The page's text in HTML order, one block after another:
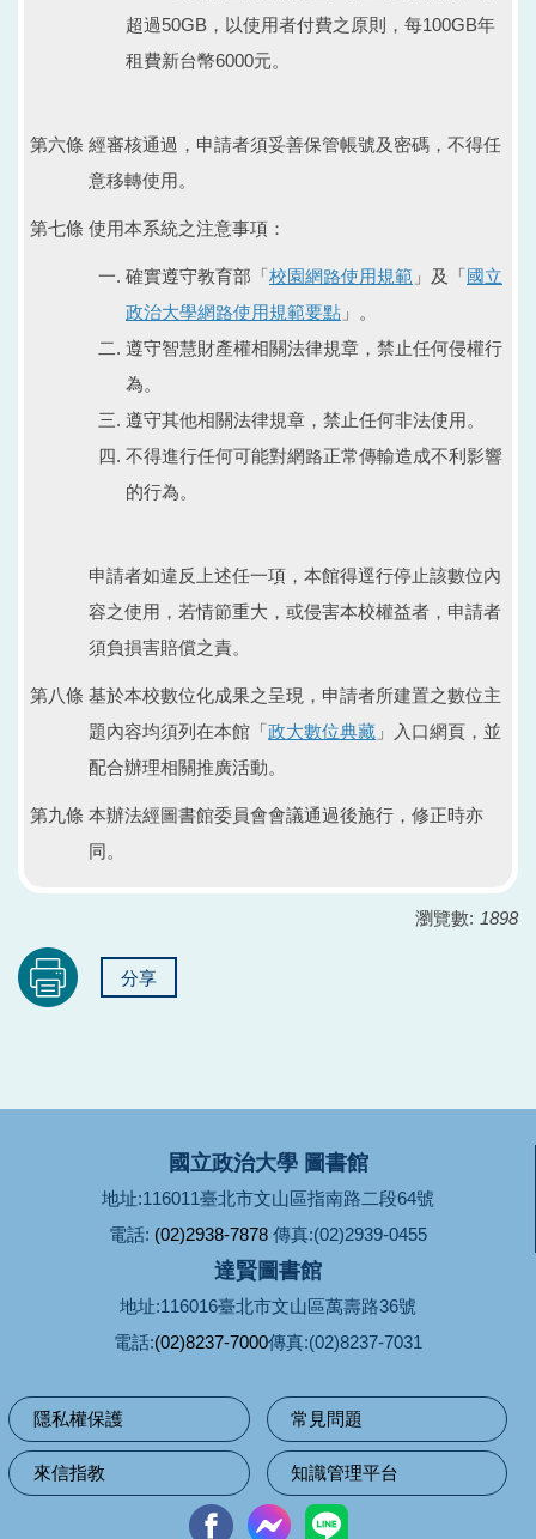
超過50GB，以使用者付費之原則，每100GB年
租費新台幣6000元。
第六條 經審核通過，申請者須妥善保管帳號及密碼，不得任
意移轉使用。
第七條 使用本系統之注意事項：
確實遵守教育部「校園網路使用規範 」及「國立
政治大學網路使用規範要點 」。
遵守智慧財產權相關法律規章，禁止任何侵權行
為。
遵守其他相關法律規章，禁止任何非法使用。
不得進行任何可能對網路正常傳輸造成不利影響
的行為。
申請者如違反上述任一項，本館得逕行停止該數位內
容之使用，若情節重大，或侵害本校權益者，申請者
須負損害賠償之責。
第八條 基於本校數位化成果之呈現，申請者所建置之數位主
題內容均須列在本館「政大數位典藏 」入口網頁，並
配合辦理相關推廣活動。
第九條 本辦法經圖書館委員會會議通過後施行，修正時亦
同。
瀏覽數: 1898
分享
國立政治大學 圖書館
地址:116011臺北市文山區指南路二段64號
電話: (02)2938-7878 傳真:(02)2939-0455
達賢圖書館
地址:116016臺北市文山區萬壽路36號
電話:(02)8237-7000傳真:(02)8237-7031
隱私權保護 常見問題
來信指教 知識管理平台